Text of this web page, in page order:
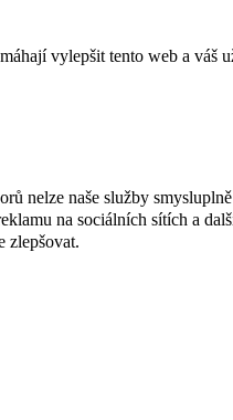
vylepšit tento web a váš
nelze naše služby
na sociálních sítích a
zlepšovat.